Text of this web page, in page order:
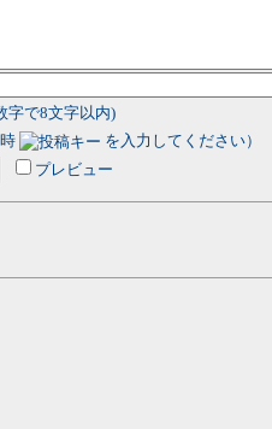
字で8文字以内)
を入力してください）
プレビュー